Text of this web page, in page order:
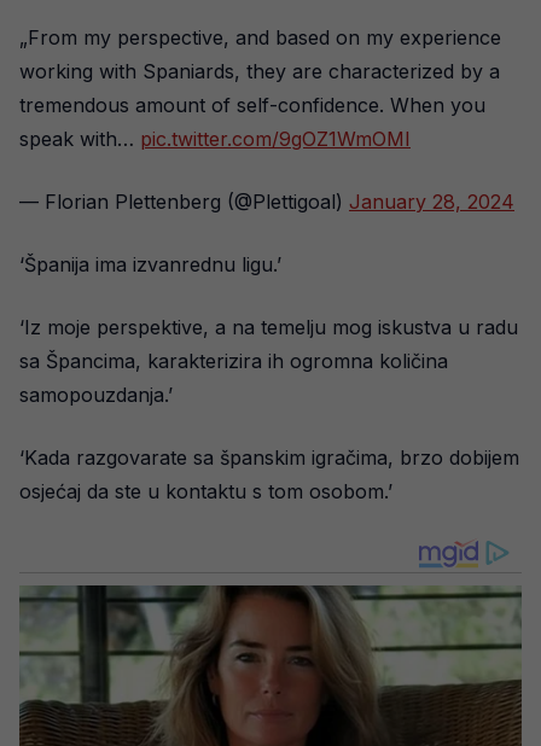
„From my perspective, and based on my experience
working with Spaniards, they are characterized by a
tremendous amount of self-confidence. When you
speak with… pic.twitter.com/9gOZ1WmOMI
— Florian Plettenberg (@Plettigoal) January 28, 2024
‘Španija ima izvanrednu ligu.’
‘Iz moje perspektive, a na temelju mog iskustva u radu
sa Špancima, karakterizira ih ogromna količina
samopouzdanja.’
‘Kada razgovarate sa španskim igračima, brzo dobijem
osjećaj da ste u kontaktu s tom osobom.’